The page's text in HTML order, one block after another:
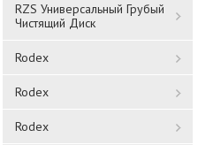
RZS Универсальный Грубый
Чистящий Диск
Rodex
Rodex
Rodex